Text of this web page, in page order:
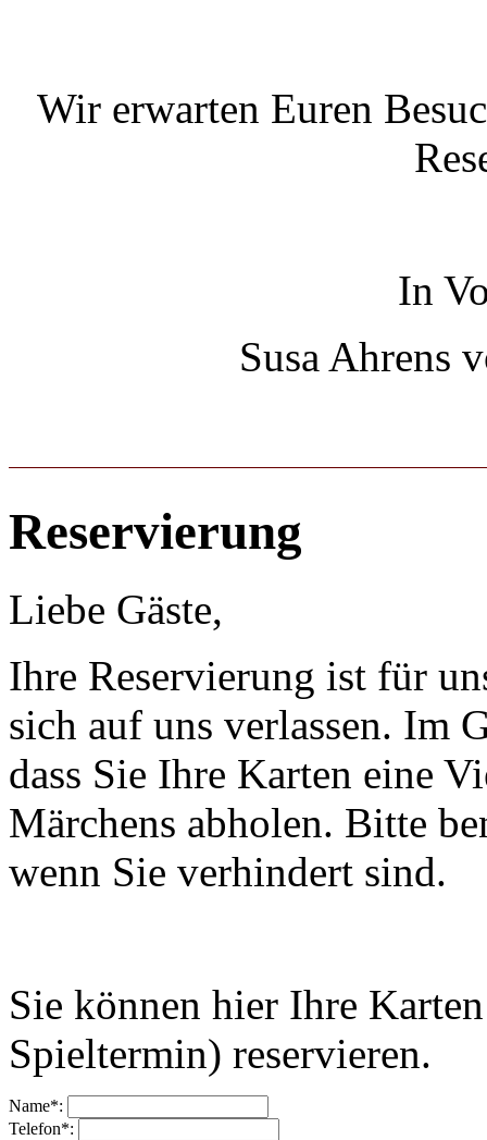
Wir erwarten Euren
In
Susa Ahrens
Reservierung
Liebe Gäste,
Ihre Reservierung ist für
sich auf uns verlassen. Im
dass Sie Ihre Karten eine
Märchens abholen. Bitte
wenn Sie verhindert sind.
Sie können hier Ihre
Spieltermin) reservieren.
Name*:
Telefon*: